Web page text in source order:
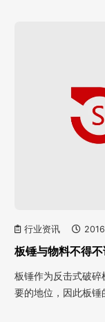
行业资讯
板锤与物料不得
板锤作为反击式破
要的地位，因此板